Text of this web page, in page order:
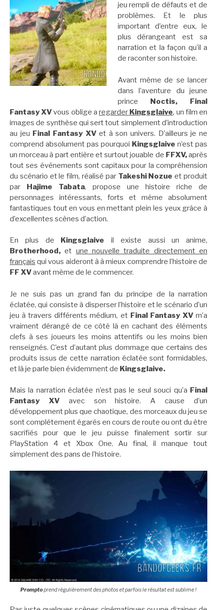
jeu rempli de défauts et de
problèmes. Et le plus
important d’entre eux, le
plus dérangeant est sa
narration et la façon qu’il a
de raconter son histoire.
Avant même de se lancer
dans l’aventure du jeune
prince Noctis,
Final
Fantasy XVvous oblige aregarder Kingsglaive, un film en
images de synthèse qui sert tout simplement d’introduction
au jeu Final Fantasy XVet à son univers. D’ailleurs je ne
comprend absolument pas pourquoi Kingsglaive n’est pas
un morceau à part entière et surtout jouable de FFXV,après
tout ses événements sont capitaux pour la compréhension
du scénario et le film, réalisé par Takeshi Nozue et produit
par Hajime Tabata, propose une histoire riche de
personnages intéressants, forts et même absolument
fantastiques tout en vous en mettant plein les yeux grâce à
d’excellentes scènes d’action.
En plus de Kingsglaive il existe aussi un anime,
Brotherhood, et une nouvelle traduite directement en
français qui vous aideront à à mieux comprendre l’histoire de
FF XVavant même de le commencer.
Je ne suis pas un grand fan du principe de la narration
éclatée, qui consiste à disperser l’histoire et le scénario d’un
jeu à travers différents médium, et Final Fantasy XVm’a
vraiment dérangé de ce côté là en cachant des éléments
clefs à ses joueurs les moins attentifs ou les moins bien
renseignés. C’est d’autant plus dommage que certains des
produits issus de cette narration éclatée sont formidables,
et là je parle bien évidemment de Kingsglaive.
Mais la narration éclatée n’est pas le seul souci qu’a Final
Fantasy XVavec son histoire. A cause d’un
développement plus que chaotique, des morceaux du jeu se
sont complétement égarés en cours de route ou ont du être
sacrifiés pour que le jeu puisse finalement sortir sur
PlayStation 4 et Xbox One. Au final, il manque tout
simplement des pans de l’histoire.
Promptoprend régulièrement des photos et parfois le résultat est sublime !